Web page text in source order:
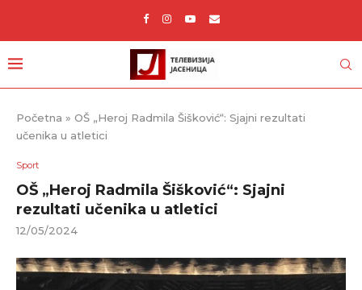
Početna » OŠ „Heroj Radmila Šišković“: Sjajni rezultati
učenika u atletici
Sport
OŠ „Heroj Radmila Šišković“: Sjajni
rezultati učenika u atletici
12/05/2024